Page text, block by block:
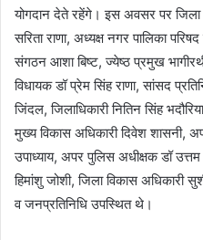
योगदान देते रहेंगे। इस अवसर पर
सरिता राणा, अध्यक्ष नगर पालिका
संगठन आशा बिष्ट, ज्येष्ठ प्रमुख
विधायक डॉ प्रेम सिंह राणा, सांसद
जिंदल, जिलाधिकारी नितिन सिंह
मुख्य विकास अधिकारी दिवेश शासनी,
उपाध्याय, अपर पुलिस अधीक्षक डॉ
हिमांशु जोशी, जिला विकास अधिकारी
व जनप्रतिनिधि उपस्थित थे।